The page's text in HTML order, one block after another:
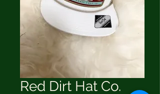
Red Dirt Hat Co.